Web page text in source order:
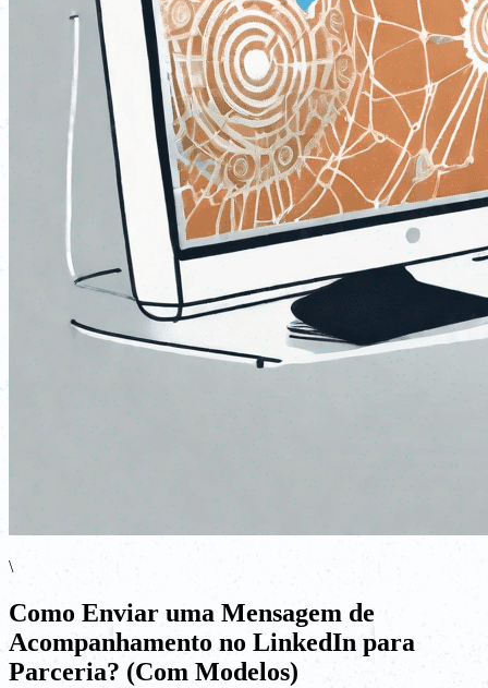
\
Como Enviar uma Mensagem de
Acompanhamento no LinkedIn para
Parceria? (Com Modelos)